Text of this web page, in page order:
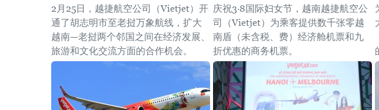
2月25日，越捷航空公司（Vietjet）开
通了胡志明市至老挝万象航线，扩大
越南—老挝两个邻国之间在经济发展、
旅游和文化交流方面的合作机会。
庆祝3·8国际妇女节，越南越捷航空公
司（Vietjet）为乘客提供数千张零越
南盾（未含税、费）经济舱机票和九
折优惠的商务机票。